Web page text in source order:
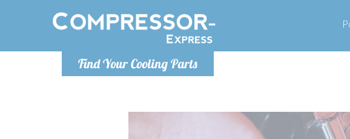
Find Your Cooling Parts
Lundi-Vendredi 9h-17h